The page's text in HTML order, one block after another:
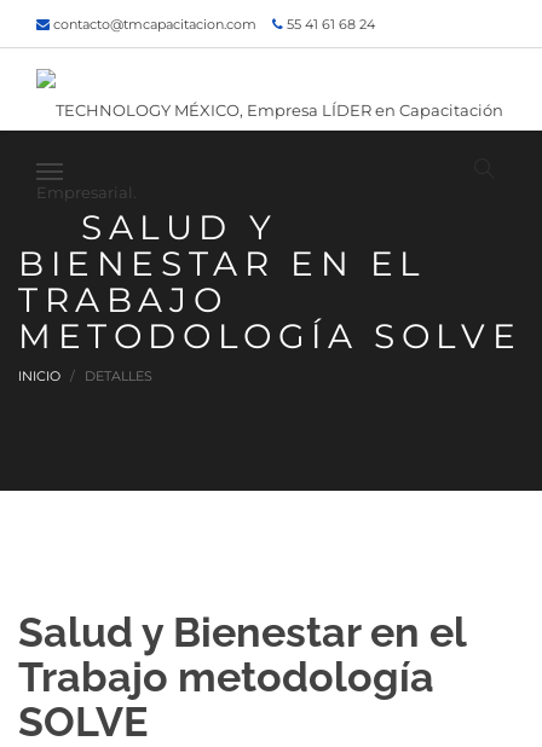
contacto@tmcapacitacion.com 55 41 61 68 24
55 47 60 80 49
Inicio ¿Quiénes somos? Contacto
¡Siguenos!
SALUD Y
BIENESTAR EN EL
TRABAJO
METODOLOGÍA SOLVE
INICIO DETALLES
Salud y Bienestar en el
Trabajo metodología
SOLVE